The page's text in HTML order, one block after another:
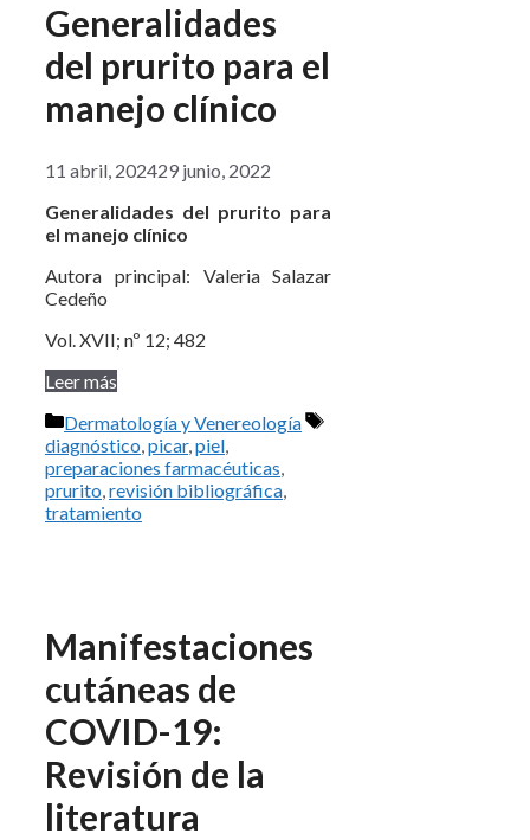
Generalidades
del prurito para el
manejo clínico
11 abril, 202429 junio, 2022
Generalidades del prurito para
el manejo clínico
Autora principal: Valeria Salazar
Cedeño
Vol. XVII; nº 12; 482
Leer más
Categorías
Dermatología y Venereología
Etiquetas
diagnóstico,picar,piel,
preparaciones farmacéuticas,
prurito,revisión bibliográfica,
tratamiento
Manifestaciones
cutáneas de
COVID-19:
Revisión de la
literatura